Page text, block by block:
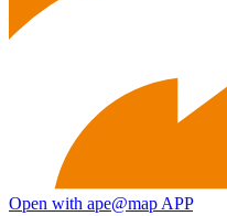
Open with ape@map APP